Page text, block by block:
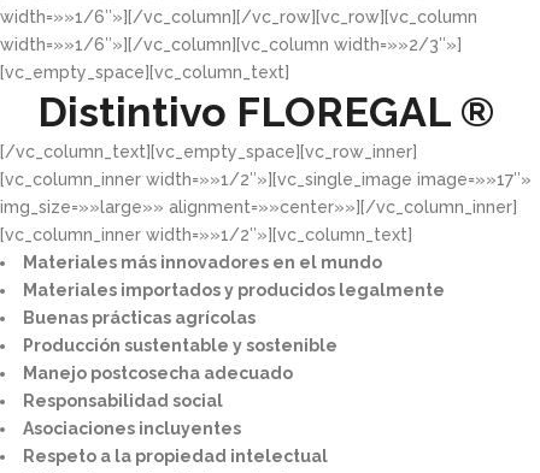
width=»»1/6″»][/vc_column][/vc_row][vc_row][vc_column
width=»»1/6″»][/vc_column][vc_column width=»»2/3″»]
[vc_empty_space][vc_column_text]
Distintivo FLOREGAL ®
[/vc_column_text][vc_empty_space][vc_row_inner]
[vc_column_inner width=»»1/2″»][vc_single_image image=»»17″»
img_size=»»large»» alignment=»»center»»][/vc_column_inner]
[vc_column_inner width=»»1/2″»][vc_column_text]
Materiales más innovadores en el mundo​
Materiales importados y producidos legalmente​
Buenas prácticas agrícolas​
Producción sustentable y sostenible​
Manejo postcosecha adecuado​
Responsabilidad social​
Asociaciones incluyentes​
Respeto a la propiedad intelectual​​